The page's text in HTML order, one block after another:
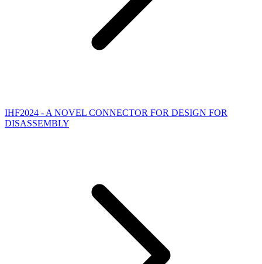
IHF2024 - A NOVEL CONNECTOR FOR DESIGN FOR
DISASSEMBLY